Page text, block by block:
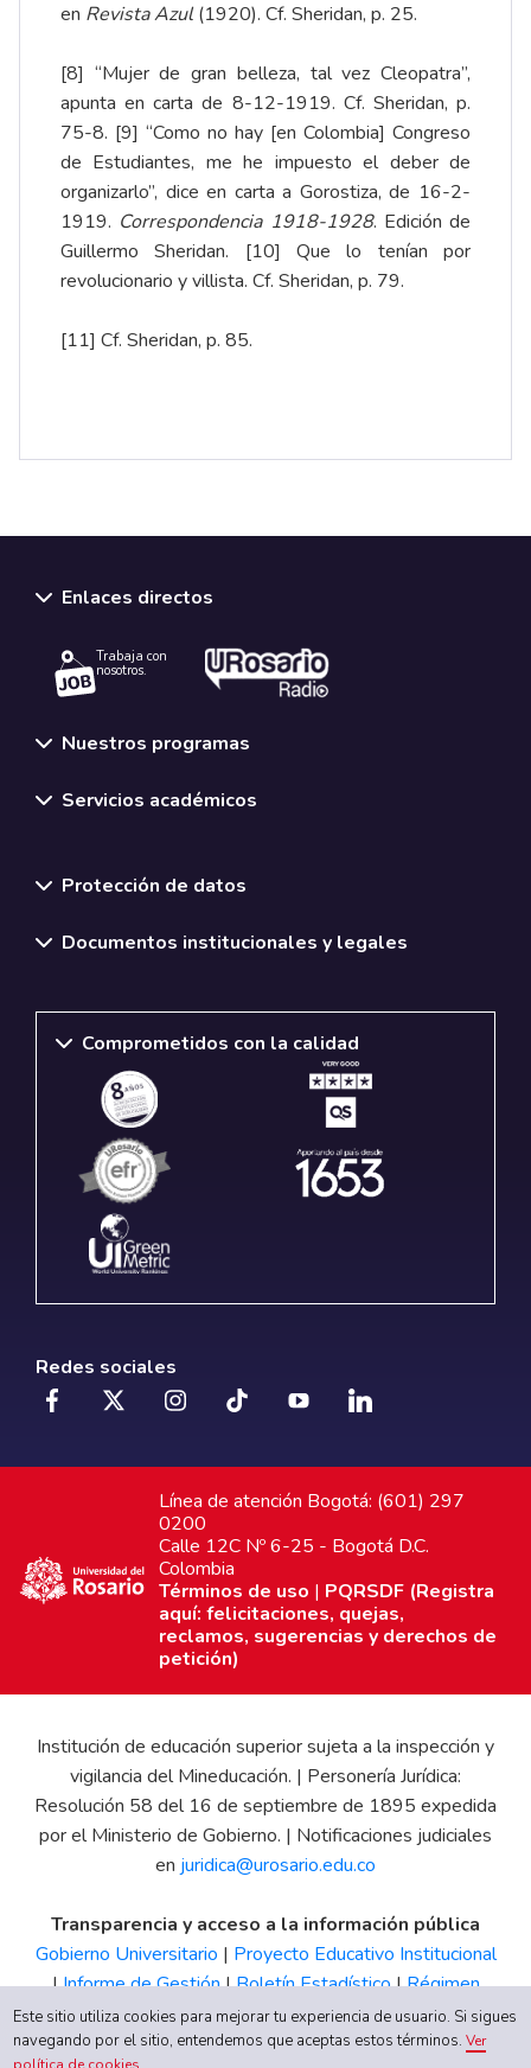
en Revista Azul(1920). Cf. Sheridan, p. 25.
[8] “Mujer de gran belleza, tal vez Cleopatra”,
apunta en carta de 8-12-1919. Cf. Sheridan, p.
75-8. [9] “Como no hay [en Colombia] Congreso
de Estudiantes, me he impuesto el deber de
organizarlo”, dice en carta a Gorostiza, de 16-2-
1919. Correspondencia 1918-1928. Edición de
Guillermo Sheridan. [10] Que lo tenían por
revolucionario y villista. Cf. Sheridan, p. 79.
[11] Cf. Sheridan, p. 85.
Enlaces directos
Trabaja con
nosotros.
Nuestros programas
Servicios académicos
Protección de datos
Documentos institucionales y legales
Comprometidos con la calidad
Redes sociales
Línea de atención Bogotá: (601) 297
0200
Calle 12C Nº 6-25 - Bogotá D.C.
Colombia
Términos de uso | PQRSDF (Registra
aquí: felicitaciones, quejas,
reclamos, sugerencias y derechos de
petición)
Institución de educación superior sujeta a la inspección y
vigilancia del Mineducación. | Personería Jurídica:
Resolución 58 del 16 de septiembre de 1895 expedida
por el Ministerio de Gobierno. | Notificaciones judiciales
en juridica@urosario.edu.co
Transparencia y acceso a la información pública
Gobierno Universitario | Proyecto Educativo Institucional
|Informe de Gestión|Boletín Estadístico|Régimen
Tributario|Estados Financieros |Código de Ética| Canal
de Integridad UR
Este sitio utiliza cookies para mejorar tu experiencia de usuario. Si sigues
navegando por el sitio, entendemos que aceptas estos términos.Ver